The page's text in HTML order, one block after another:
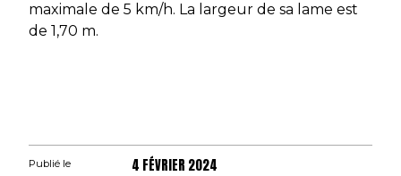
maximale de 5 km/h. La largeur de sa lame est
de 1,70 m.
Publié le 4 FÉVRIER 2024